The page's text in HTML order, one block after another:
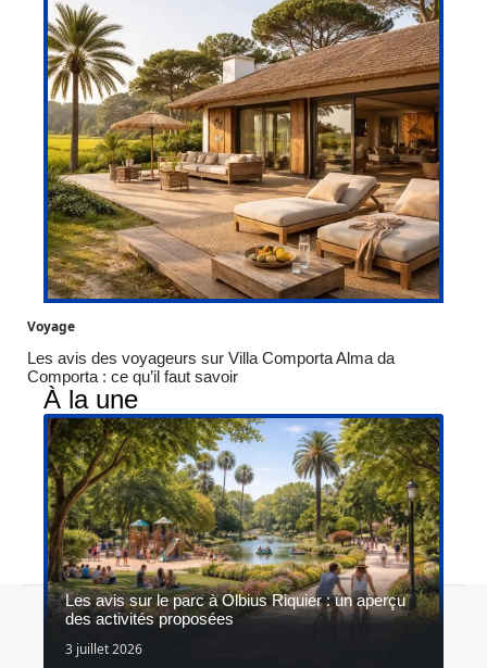
Voyage
Les avis des voyageurs sur Villa Comporta Alma da
Comporta : ce qu’il faut savoir
À la une
Les avis sur le parc à Olbius Riquier : un aperçu
des activités proposées
3 juillet 2026© 2026 | aventureslegendaires.be
Contact Mentions légales Sitemap